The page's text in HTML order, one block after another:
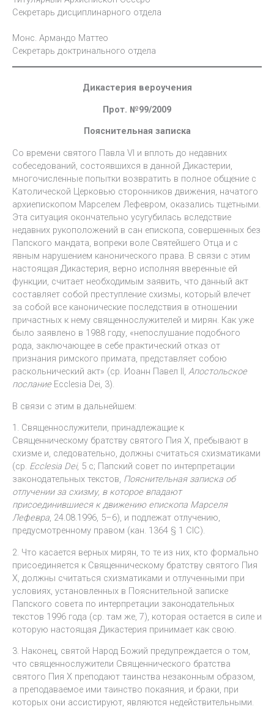
Секретарь дисциплинарного отдела
Монс. Армандо Маттео
Секретарь доктринального отдела
Дикастерия вероучения
Прот. №99/2009
Пояснительная записка
Со времени святого Павла VI и вплоть до недавних
собеседований, состоявшихся в данной Дикастерии,
многочисленные попытки возвратить в полное общение с
Католической Церковью сторонников движения, начатого
архиепископом Марселем Лефевром, оказались тщетными.
Эта ситуация окончательно усугубилась вследствие
недавних рукоположений в сан епископа, совершенных без
Папского мандата, вопреки воле Святейшего Отца и с
явным нарушением канонического права. В связи с этим
настоящая Дикастерия, верно исполняя вверенные ей
функции, считает необходимым заявить, что данный акт
составляет собой преступление схизмы, который влечет
за собой все канонические последствия в отношении
причастных к нему священнослужителей и мирян. Как уже
было заявлено в 1988 году, «непослушание подобного
рода, заключающее в себе практический отказ от
признания римского примата, представляет собою
раскольнический акт» (ср. Иоанн Павел II, Апостольское
послание Ecclesia Dei, 3).
В связи с этим в дальнейшем:
1. Священнослужители, принадлежащие к
Священническому братству святого Пия X, пребывают в
схизме и, следовательно, должны считаться схизматиками
(ср. Ecclesia Dei, 5 c; Папский совет по интерпретации
законодательных текстов, Пояснительная записка об
отлучении за схизму, в которое впадают
присоединившиеся к движению епископа Марселя
Лефевра, 24.08.1996, 5–6), и подлежат отлучению,
предусмотренному правом (кан. 1364 § 1 CIC).
2. Что касается верных мирян, то те из них, кто формально
присоединяется к Священническому братству святого Пия
X, должны считаться схизматиками и отлученными при
условиях, установленных в Пояснительной записке
Папского совета по интерпретации законодательных
текстов 1996 года (ср. там же, 7), которая остается в силе и
которую настоящая Дикастерия принимает как свою.
3. Наконец, святой Народ Божий предупреждается о том,
что священнослужители Священнического братства
святого Пия X преподают таинства незаконным образом,
а преподаваемое ими таинство покаяния, и браки, при
которых они ассистируют, являются недействительными.